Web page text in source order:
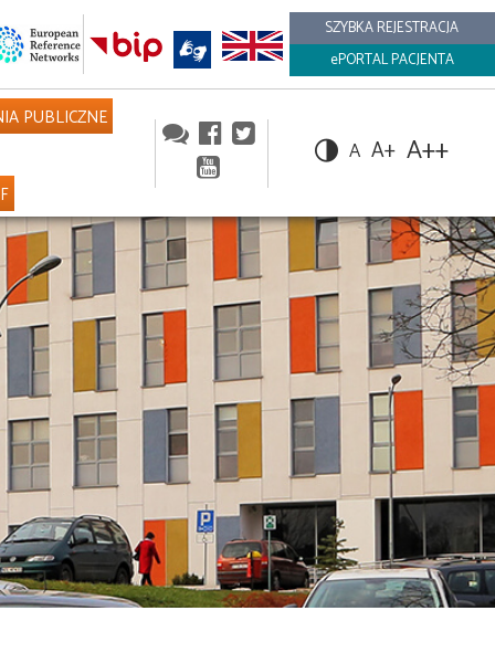
SZYBKA REJESTRACJA
ePORTAL PACJENTA
PUBLICZNE
A A+ A++